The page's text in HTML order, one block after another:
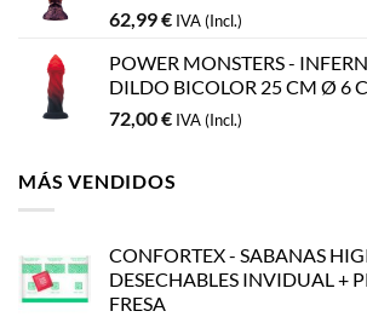
62,99€ IVA (Incl.)
POWER MONSTERS -
DILDO BICOLOR 25 CM Ø 6
72,00€ IVA (Incl.)
MÁS VENDIDOS
CONFORTEX - SABANAS
DESECHABLES INVIDUAL +
FRESA